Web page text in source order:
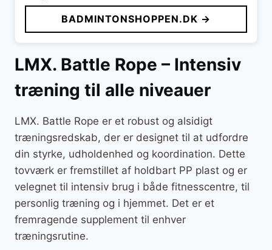
BADMINTONSHOPPEN.DK →
LMX. Battle Rope – Intensiv
træning til alle niveauer
LMX. Battle Rope er et robust og alsidigt
træningsredskab, der er designet til at udfordre
din styrke, udholdenhed og koordination. Dette
tovværk er fremstillet af holdbart PP plast og er
velegnet til intensiv brug i både fitnesscentre, til
personlig træning og i hjemmet. Det er et
fremragende supplement til enhver
træningsrutine.